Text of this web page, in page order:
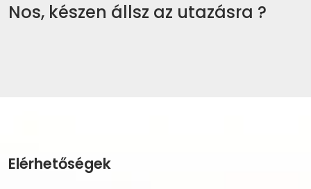
Nos, készen állsz az utazásra ?
Elérhetőségek